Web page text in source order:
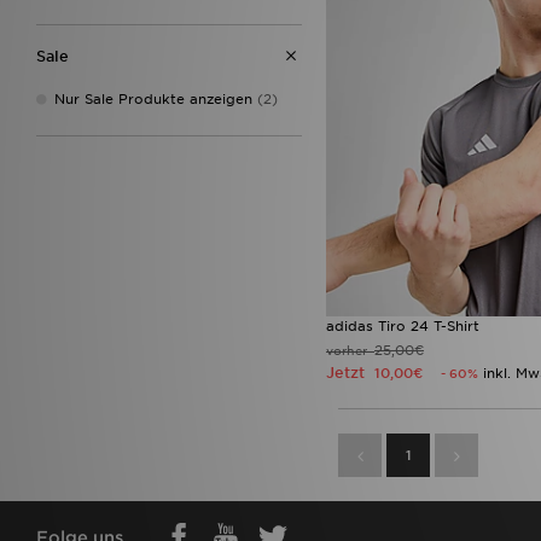
Sale
Nur Sale Produkte anzeigen (2)
adidas Tiro 24 T-Shirt
vorher25,00€
Jetzt 10,00€ - 60% inkl.
1
Folge uns